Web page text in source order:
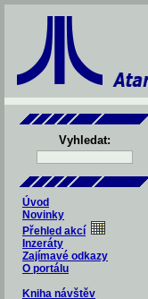
Vyhledat:
Úvod
Novinky
Přehled akcí
Inzeráty
Zajímavé odkazy
O portálu
Kniha návštěv